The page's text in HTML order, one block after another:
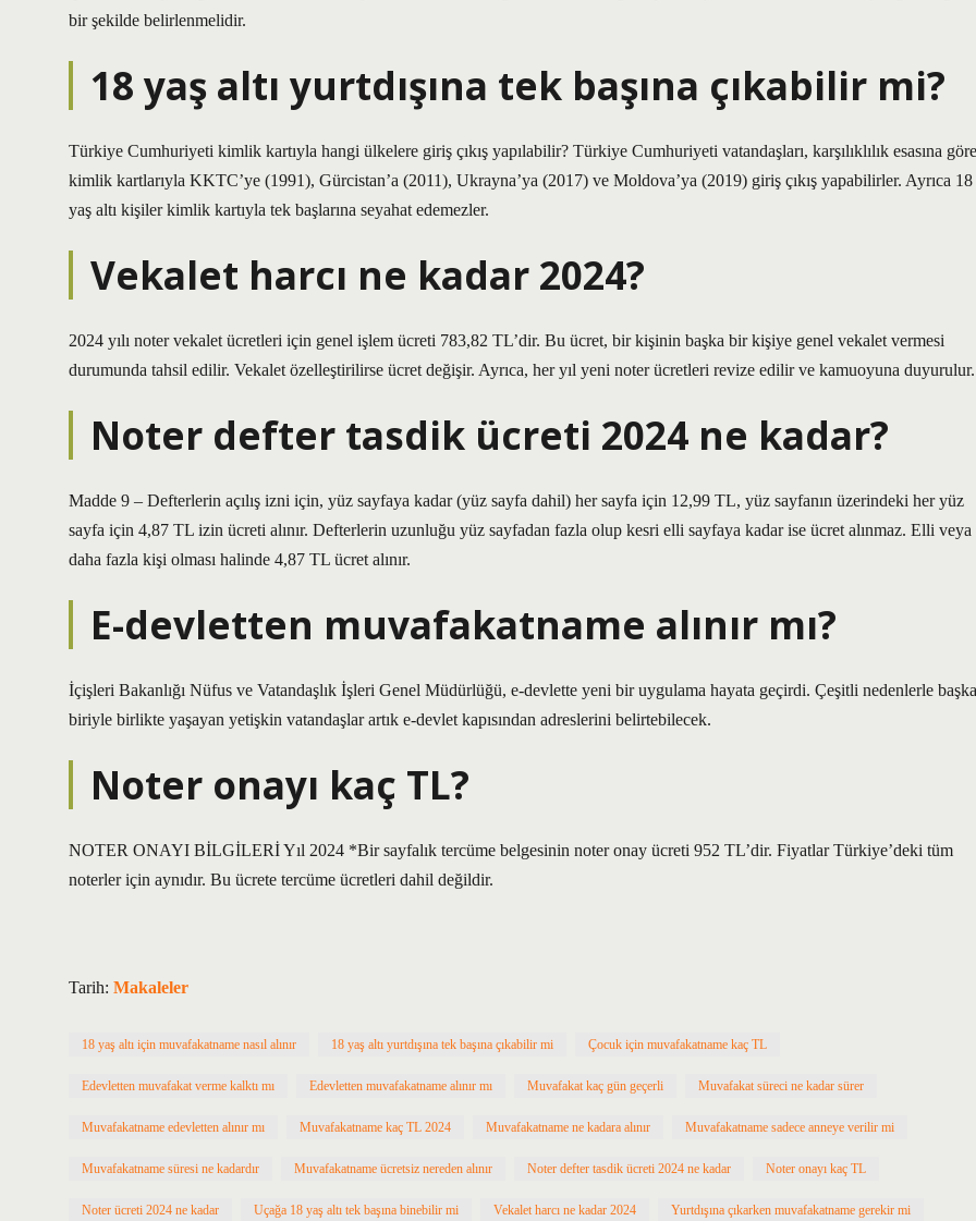
bir şekilde belirlenmelidir.
18 yaş altı yurtdışına tek başına çıkabilir mi?
Türkiye Cumhuriyeti kimlik kartıyla hangi ülkelere giriş çıkış yapılabilir? Türkiye Cumhuriyeti vatandaşları, karşılıklılık esasına göre
kimlik kartlarıyla KKTC’ye (1991), Gürcistan’a (2011), Ukrayna’ya (2017) ve Moldova’ya (2019) giriş çıkış yapabilirler. Ayrıca 18
yaş altı kişiler kimlik kartıyla tek başlarına seyahat edemezler.
Vekalet harcı ne kadar 2024?
2024 yılı noter vekalet ücretleri için genel işlem ücreti 783,82 TL’dir. Bu ücret, bir kişinin başka bir kişiye genel vekalet vermesi
durumunda tahsil edilir. Vekalet özelleştirilirse ücret değişir. Ayrıca, her yıl yeni noter ücretleri revize edilir ve kamuoyuna duyurulur.
Noter defter tasdik ücreti 2024 ne kadar?
Madde 9 – Defterlerin açılış izni için, yüz sayfaya kadar (yüz sayfa dahil) her sayfa için 12,99 TL, yüz sayfanın üzerindeki her yüz
sayfa için 4,87 TL izin ücreti alınır. Defterlerin uzunluğu yüz sayfadan fazla olup kesri elli sayfaya kadar ise ücret alınmaz. Elli veya
daha fazla kişi olması halinde 4,87 TL ücret alınır.
E-devletten muvafakatname alınır mı?
İçişleri Bakanlığı Nüfus ve Vatandaşlık İşleri Genel Müdürlüğü, e-devlette yeni bir uygulama hayata geçirdi. Çeşitli nedenlerle başka
biriyle birlikte yaşayan yetişkin vatandaşlar artık e-devlet kapısından adreslerini belirtebilecek.
Noter onayı kaç TL?
NOTER ONAYI BİLGİLERİ Yıl 2024 *Bir sayfalık tercüme belgesinin noter onay ücreti 952 TL’dir. Fiyatlar Türkiye’deki tüm
noterler için aynıdır. Bu ücrete tercüme ücretleri dahil değildir.
Tarih: Makaleler
18 yaş altı için muvafakatname nasıl alınır 18 yaş altı yurtdışına tek başına çıkabilir mi Çocuk için muvafakatname kaç TL
Edevletten muvafakat verme kalktı mı Edevletten muvafakatname alınır mı Muvafakat kaç gün geçerli Muvafakat süreci ne kadar sürer
Muvafakatname edevletten alınır mı Muvafakatname kaç TL 2024 Muvafakatname ne kadara alınır Muvafakatname sadece anneye verilir mi
Muvafakatname süresi ne kadardır Muvafakatname ücretsiz nereden alınır Noter defter tasdik ücreti 2024 ne kadar Noter onayı kaç TL
Noter ücreti 2024 ne kadar Uçağa 18 yaş altı tek başına binebilir mi Vekalet harcı ne kadar 2024 Yurtdışına çıkarken muvafakatname gerekir mi